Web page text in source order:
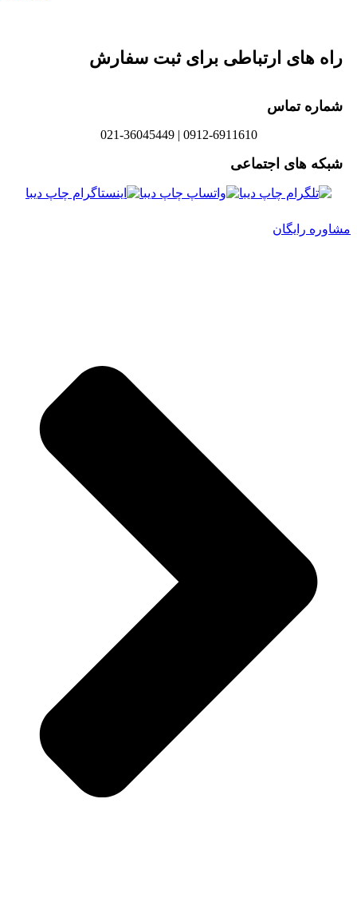
راه های ارتباطی برای ثبت سفارش
شماره تماس
0912-6911610 | 021-36045449
شبکه های اجتماعی
مشاوره رایگان